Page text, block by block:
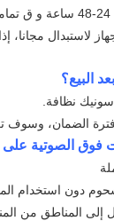
الجهاز سنقوم
لاستبدال
الضمان، وسوف
دون استخدام
المناطق من